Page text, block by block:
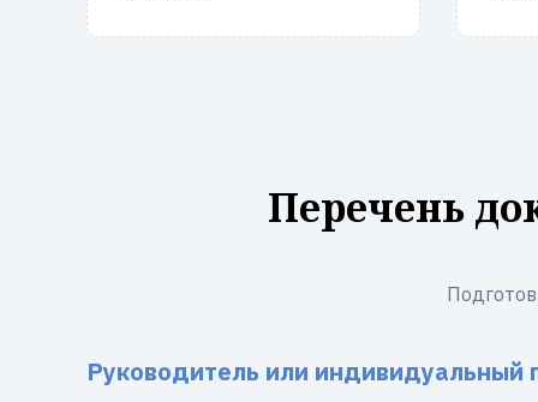
Перечень
Руководитель или индивидуальный